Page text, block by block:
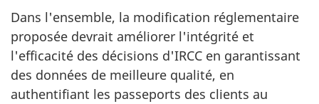
Dans l'ensemble, la modification réglementaire
proposée devrait améliorer l'intégrité et
l'efficacité des décisions d'IRCC en garantissant
des données de meilleure qualité, en
authentifiant les passeports des clients au